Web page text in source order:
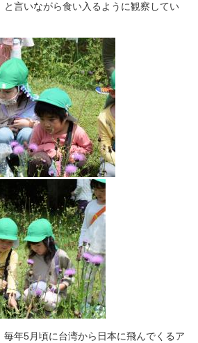
と言いながら食い入るように観察してい
年5月頃に台湾から日本に飛んでくるア